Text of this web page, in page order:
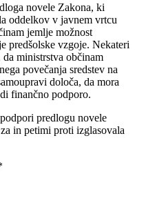
novele Zakona, ki
oddelkov v javnem vrtcu
jemlje možnost
predšolske vzgoje. Nekateri
ministrstva občinam
povečanja sredstev na
določa, da mora
finančno podporo.
predlogu novele
in petimi proti izglasovala